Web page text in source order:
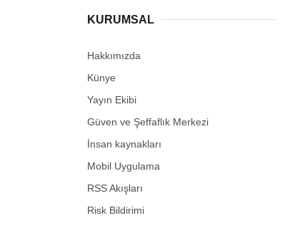
KURUMSAL
Hakkımızda
Künye
Yayın Ekibi
Güven ve Şeffaflık Merkezi
İnsan kaynakları
Mobil Uygulama
RSS Akışları
Risk Bildirimi